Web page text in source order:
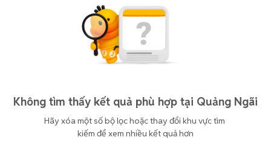
Không tìm thấy kết quả phù hợp tại Quảng Ngãi
Hãy xóa một số bộ lọc hoặc thay đổi khu vực tìm
kiếm để xem nhiều kết quả hơn